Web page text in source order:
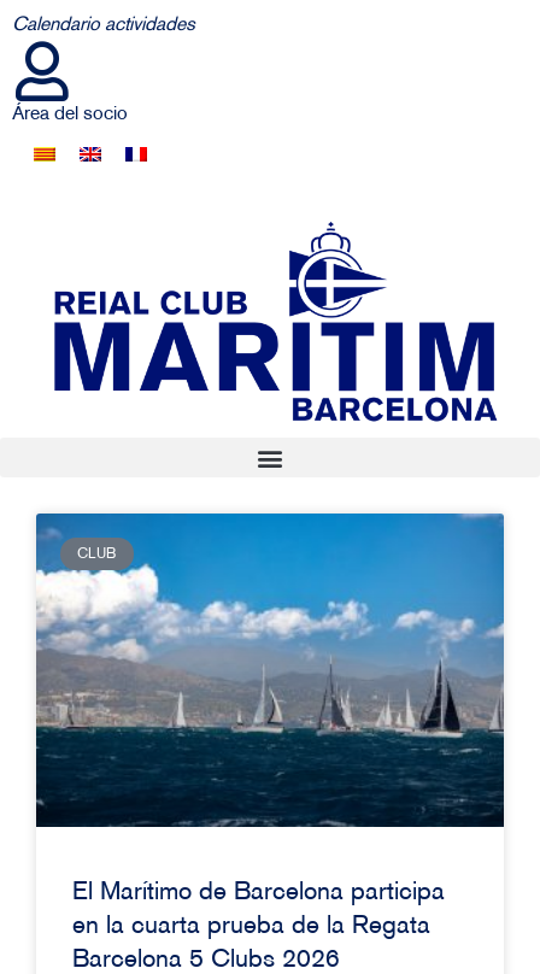
Calendario actividades
Área del socio
CLUB
El Marítimo de Barcelona participa
en la cuarta prueba de la Regata
Barcelona 5 Clubs 2026